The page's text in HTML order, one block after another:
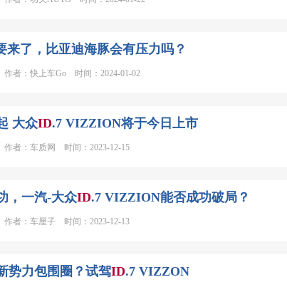
来了，比亚迪海豚会有压力吗？
者：快上车Go 时间：2024-01-02
大众ID.7 VIZZION将于今日上市
者：车质网 时间：2023-12-15
，一汽-大众ID.7 VIZZION能否成功破局？
者：车厘子 时间：2023-12-13
势力包围圈？试驾ID.7 VIZZON